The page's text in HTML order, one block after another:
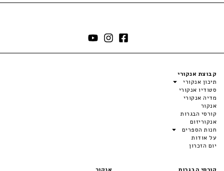
קבוצת אנקורי
תיכון אנקורי
סטודיו אנקורי
מדיה אנקורי
אנקור
קורסי הבגרות
אנקוריזום
חנות הספרים
על אודות
יום הזכרון